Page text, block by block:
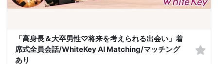
「高身長＆大卒男性♡将来を考えられる出会い」着
席式全員会話/WhiteKey AI Matching/マッチング
あり